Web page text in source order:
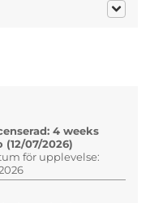
4 weeks
(12/07/2026)
för upplevelse: